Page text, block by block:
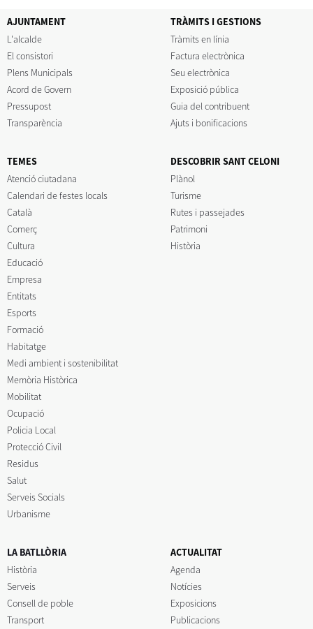
AJUNTAMENT
L'alcalde
El consistori
Plens Municipals
Acord de Govern
Pressupost
Transparència
TRÀMITS I GESTIONS
Tràmits en línia
Factura electrònica
Seu electrònica
Exposició pública
Guia del contribuent
Ajuts i bonificacions
TEMES
Atenció ciutadana
Calendari de festes locals
Català
Comerç
Cultura
Educació
Empresa
Entitats
Esports
Formació
Habitatge
Medi ambient i sostenibilitat
Memòria Històrica
Mobilitat
Ocupació
Policia Local
Protecció Civil
Residus
Salut
Serveis Socials
Urbanisme
DESCOBRIR SANT CELONI
Plànol
Turisme
Rutes i passejades
Patrimoni
Història
LA BATLLÒRIA
Història
Serveis
Consell de poble
Transport
ACTUALITAT
Agenda
Notícies
Exposicions
Publicacions